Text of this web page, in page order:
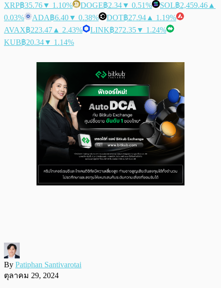
XRP฿35.76▼ 1.10% DOGE฿2.34▼ 0.51% SOL฿2,459.46 ▲
0.03%
ADA฿6.40▼ 0.38% DOT฿27.94 ▲ 1.19%
AVAX฿223.47 ▲ 2.43% LINK฿272.35▼ 1.24%
KUB฿20.34▼ 1.14%
By Patiphan Santivarotai
ตุลาคม 29, 2024